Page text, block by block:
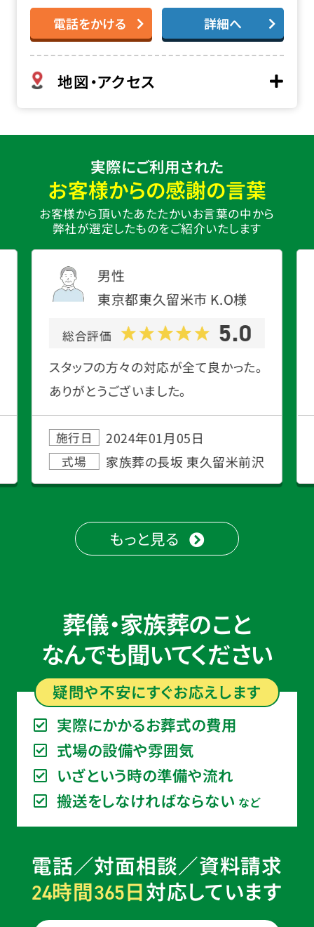
電話をかける 詳細へ
地図・アクセス
実際にご利用された
お客様からの感謝の言葉
お客様から頂いたあたたかいお言葉の中から
弊社が選定したものをご紹介いたします
男性
東京都東久留米市 K.O様
総合評価 5.0
スタッフの方々の対応が全て良かった。
ありがとうございました。
施行日 2024年01月05日
式場 家族葬の長坂 東久留米前沢
もっと見る
葬儀・家族葬のこと
なんでも聞いてください
疑問や不安にすぐお応えします
実際にかかるお葬式の費用
式場の設備や雰囲気
いざという時の準備や流れ
搬送をしなければならない など
電話／対面相談／資料請求
24時間365日対応しています